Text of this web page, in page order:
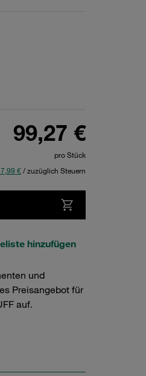
99,27 €
pro Stück
€/ zuzüglich Steuern
hinzufügen
und
Preisangebot für
auf.